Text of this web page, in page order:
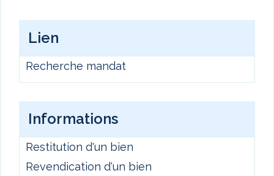
Lien
Recherche mandat
Informations
Restitution d'un bien
Revendication d'un bien